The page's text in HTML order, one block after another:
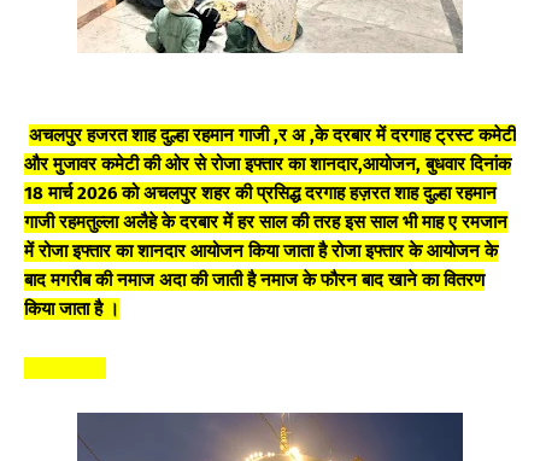
अचलपुर हजरत शाह दुल्हा रहमान गाजी ,र अ ,के दरबार में दरगाह ट्रस्ट कमेटी
और मुजावर कमेटी की ओर से रोजा इफ्तार का शानदार,आयोजन, बुधवार दिनांक
18 मार्च 2026 को अचलपुर शहर की प्रसिद्ध दरगाह हज़रत शाह दुल्हा रहमान
गाजी रहमतुल्ला अलैहे के दरबार में हर साल की तरह इस साल भी माह ए रमजान
में रोजा इफ्तार का शानदार आयोजन किया जाता है रोजा इफ्तार के आयोजन के
बाद मगरीब की नमाज अदा की जाती है नमाज के फौरन बाद खाने का वितरण
किया जाता है ।